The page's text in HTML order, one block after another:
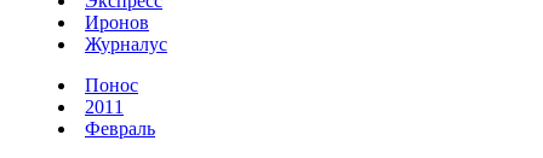
Иронов
Журналус
Понос
2011
Февраль